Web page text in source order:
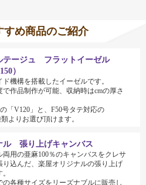
すめ商品のご紹介
ージュ フラットイーゼル
）
機構を搭載したイーゼルです。
で作品制作が可能、収納時はcmの厚さ
「V120」と、F50号タテ対応の
類よりお選び頂けます。
ル 張り上げキャンバス
両用の亜麻100％のキャンバスをクレサ
り込んだ、楽屋オリジナルの張り上げ
の各種サイズをリーズナブルに販売し